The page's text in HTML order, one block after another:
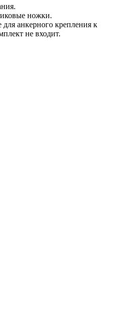
ножки.
анкерного крепления к
не входит.